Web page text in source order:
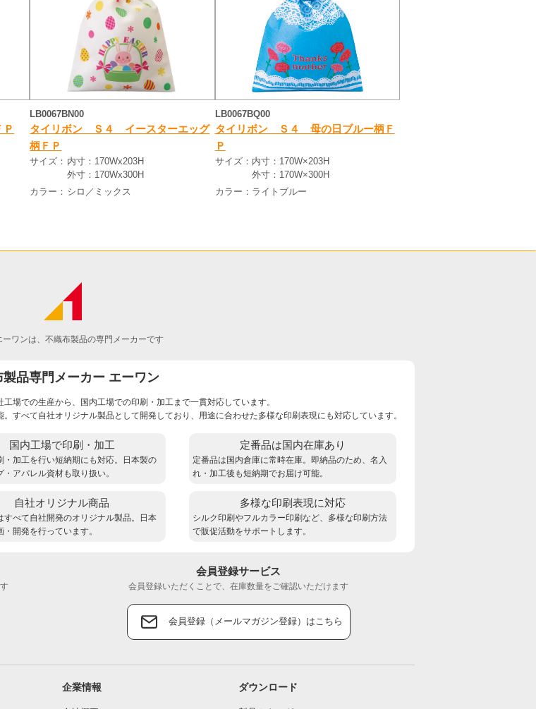
LB0067BN00
タイリボン Ｓ４ イースターエッグ
柄ＦＰ
サイズ： 内寸：170Wx203H
外寸：170Wx300H
カラー： シロ／ミックス
LB0067BQ00
タイリボン Ｓ４ 母の日ブルー柄Ｆ
Ｐ
サイズ： 内寸：170W×203H
外寸：170W×300H
カラー： ライトブルー
ーワンは、不織布製品の専門メーカーです
製品専門メーカー エーワン
場での生産から、国内工場での印刷・加工まで一貫対応しています。
すべて自社オリジナル製品として開発しており、用途に合わせた多様な印刷表現にも対応しています。
国内工場で印刷・加工
・加工を行い短納期にも対応。日本製の
・アパレル資材も取り扱い。
定番品は国内在庫あり
定番品は国内倉庫に常時在庫。即納品のため、名入
れ・加工後も短納期でお届け可能。
自社オリジナル商品
すべて自社開発のオリジナル製品。日本
・開発を行っています。
多様な印刷表現に対応
シルク印刷やフルカラー印刷など、多様な印刷方法
で販促活動をサポートします。
会員登録サービス
会員登録いただくことで、在庫数量をご確認いただけます
会員登録（メールマガジン登録）はこちら
企業情報 ダウンロード